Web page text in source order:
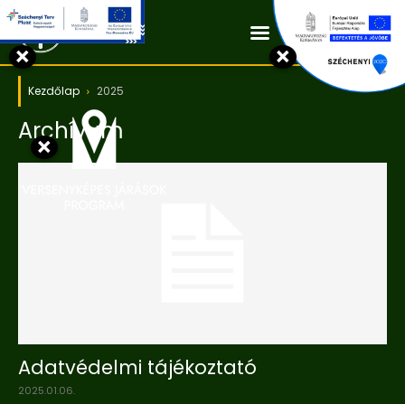
Kapcsolat
Kezdőlap 2025
Archívum
Adatvédelmi tájékoztató
2025.01.06.
×
×
×